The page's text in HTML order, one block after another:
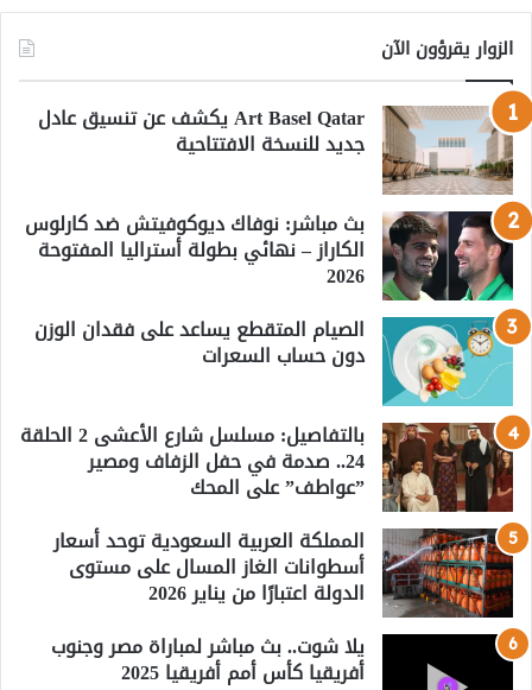
الزوار يقرؤون الآن
Art Basel Qatar يكشف عن تنسيق عادل
جديد للنسخة الافتتاحية
بث مباشر: نوفاك ديوكوفيتش ضد كارلوس
الكاراز – نهائي بطولة أستراليا المفتوحة
2026
الصيام المتقطع يساعد على فقدان الوزن
دون حساب السعرات
بالتفاصيل: مسلسل شارع الأعشى 2 الحلقة
24.. صدمة في حفل الزفاف ومصير
”عواطف” على المحك
المملكة العربية السعودية توحد أسعار
أسطوانات الغاز المسال على مستوى
الدولة اعتبارًا من يناير 2026
يلا شوت.. بث مباشر لمباراة مصر وجنوب
أفريقيا كأس أمم أفريقيا 2025